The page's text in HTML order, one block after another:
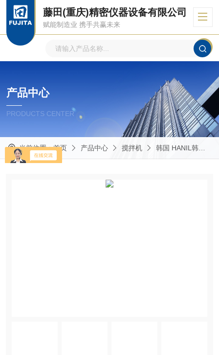
藤田(重庆)精密仪器设备有限公司
赋能制造业 携手共赢未来
产品中心
PRODUCTS CENTER
当前位置：首页 产品中心 搅拌机 韩国 HANIL韩一